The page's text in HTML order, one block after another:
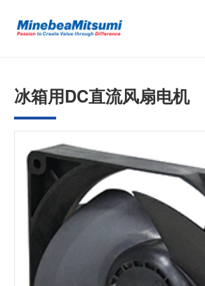
按行业用途查找
行业解决方案
技术支持
新闻
冰箱用DC直流风扇电机